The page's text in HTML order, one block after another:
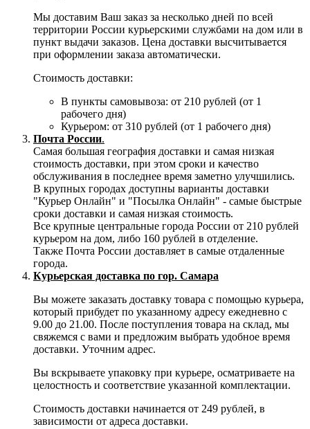
Мы доставим Ваш заказ за несколько дней по всей
территории России курьерскими службами на дом или в
пункт выдачи заказов. Цена доставки высчитывается
при оформлении заказа автоматически.
Стоимость доставки:
В пункты самовывоза: от 210 рублей (от 1
рабочего дня)
Курьером: от 310 рублей (от 1 рабочего дня)
Почта России.
Самая большая география доставки и самая низкая
стоимость доставки, при этом сроки и качество
обслуживания в последнее время заметно улучшились.
В крупных городах доступны варианты доставки
"Курьер Онлайн" и "Посылка Онлайн" - самые быстрые
сроки доставки и самая низкая стоимость.
Все крупные центральные города России от 210 рублей
курьером на дом, либо 160 рублей в отделение.
Также Почта России доставляет в самые отдаленные
города.
Курьерская доставка по гор. Самара
Вы можете заказать доставку товара с помощью курьера,
который прибудет по указанному адресу ежедневно с
9.00 до 21.00. После поступления товара на склад, мы
свяжемся с вами и предложим выбрать удобное время
доставки. Уточним адрес.
Вы вскрываете упаковку при курьере, осматриваете на
целостность и соответствие указанной комплектации.
Стоимость доставки начинается от 249 рублей, в
зависимости от адреса доставки.